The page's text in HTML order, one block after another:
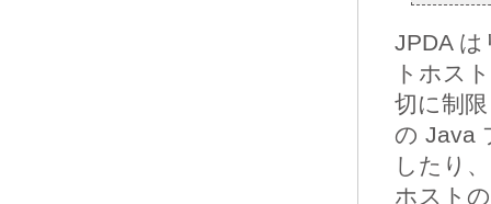
JPDA
トホス
切に制
の Java
したり
ホスト